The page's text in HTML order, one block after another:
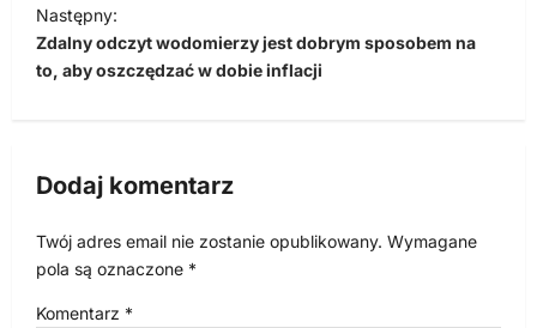
g
a
a
p
i
s
Następny:
Zdalny odczyt wodomierzy jest dobrym sposobem na
to, aby oszczędzać w dobie inflacji
Dodaj komentarz
Twój adres email nie zostanie opublikowany. Wymagane
pola są oznaczone *
Komentarz *